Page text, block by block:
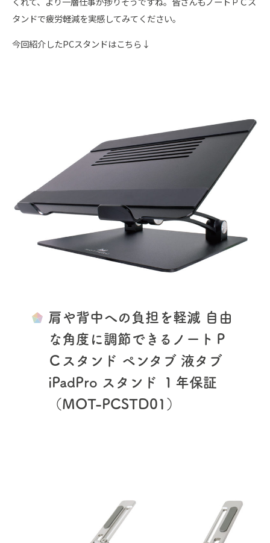
タンドで疲労軽減を実感してみてください。
今回紹介したPCスタンドはこちら↓
肩や背中への負担を軽減 自由
な角度に調節できるノートＰ
Ｃスタンド ペンタブ 液タブ
iPadPro スタンド １年保証
（MOT-PCSTD01）